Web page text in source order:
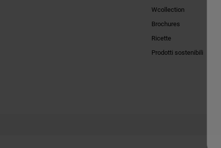
Wcollection
Brochures
Ricette
Prodotti sostenibili